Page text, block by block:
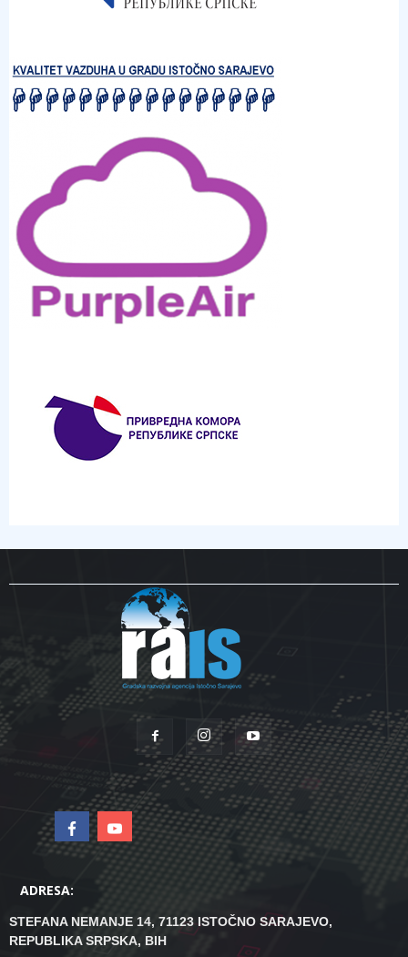
ADRESA:
STEFANA NEMANJE 14, 71123 ISTOČNO SARAJEVO,
REPUBLIKA SRPSKA, BIH